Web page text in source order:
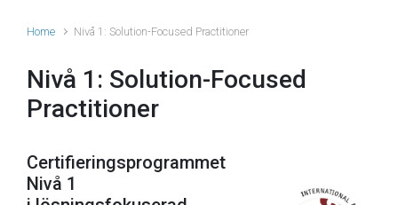
Home Nivå 1: Solution-Focused Practitioner
Nivå 1: Solution-Focused
Practitioner
Certifieringsprogrammet
Nivå 1